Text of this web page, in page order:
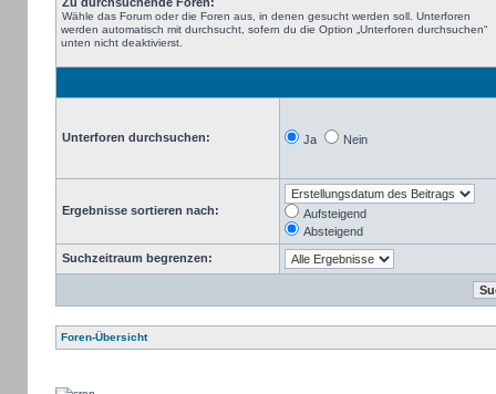
Wähle das Forum oder die Foren aus, in denen gesucht werden soll. Unterforen
werden automatisch mit durchsucht, sofern du die Option „Unterforen durchsuchen“
unten nicht deaktivierst.
Unterforen durchsuchen: Ja Nein
Ergebnisse sortieren nach:
Aufsteigend
Absteigend
Suchzeitraum begrenzen:
Foren-Übersicht